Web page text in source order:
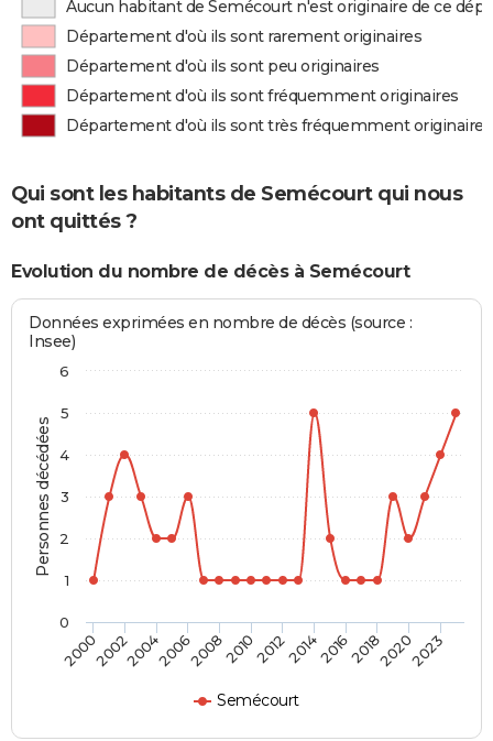
Aucun habitant de Semécourt n'est originaire de ce
Département d'où ils sont rarement originaires
Département d'où ils sont peu originaires
Département d'où ils sont fréquemment originaires
Département d'où ils sont très fréquemment originaires
Qui sont les habitants de Semécourt qui nous
ont quittés ?
Evolution du nombre de décès à Semécourt
Personnes décédées
Données exprimées en nombre de décès (source :
Insee)
Semécourt
200020022004200620082010201220142016201820202023
0
1
2
3
4
5
6